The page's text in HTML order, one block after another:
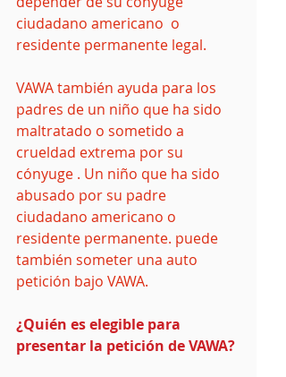
ciudadano americano  o
residente permanente legal.
VAWA también ayuda para los
padres de un niño que ha sido
maltratado o sometido a
crueldad extrema por su
cónyuge . Un niño que ha sido
abusado por su padre
ciudadano americano o
residente permanente. puede
también someter una auto
petición bajo VAWA.
¿Quién es elegible para
presentar la petición de VAWA?